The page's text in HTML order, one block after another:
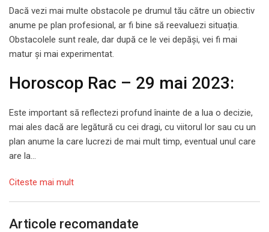
Dacă vezi mai multe obstacole pe drumul tău către un obiectiv
anume pe plan profesional, ar fi bine să reevaluezi situația.
Obstacolele sunt reale, dar după ce le vei depăși, vei fi mai
matur și mai experimentat.
Horoscop Rac – 29 mai 2023:
Este important să reflectezi profund înainte de a lua o decizie,
mai ales dacă are legătură cu cei dragi, cu viitorul lor sau cu un
plan anume la care lucrezi de mai mult timp, eventual unul care
are la…
Citeste mai mult
Articole recomandate